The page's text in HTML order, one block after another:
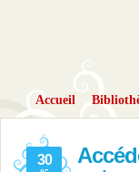
Accueil
30